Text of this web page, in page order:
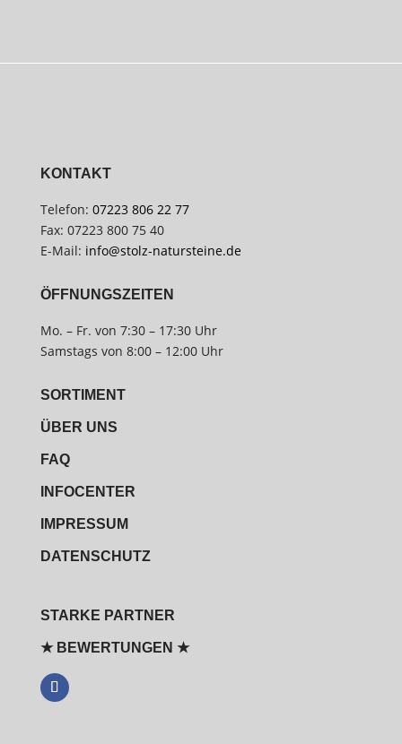
KONTAKT
Telefon: 07223 806 22 77
Fax: 07223 800 75 40
E-Mail: info@stolz-natursteine.de
ÖFFNUNGSZEITEN
Mo. – Fr. von 7:30 – 17:30 Uhr
Samstags von 8:00 – 12:00 Uhr
SORTIMENT
ÜBER UNS
FAQ
INFOCENTER
IMPRESSUM
DATENSCHUTZ
STARKE PARTNER
★ BEWERTUNGEN ★